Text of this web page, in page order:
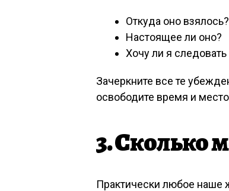
Откуда оно взялось?
Настоящее ли оно?
Хочу ли я
Зачеркните все те
освободите время и
3. Сколько
Практически любое наше